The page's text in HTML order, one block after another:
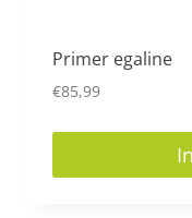
Primer egaline
€85,99